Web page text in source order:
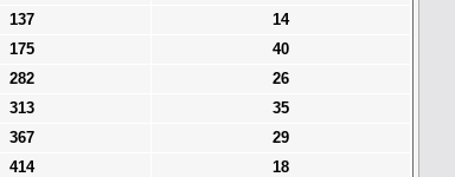
137
14
175
40
282
26
313
35
367
29
414
18